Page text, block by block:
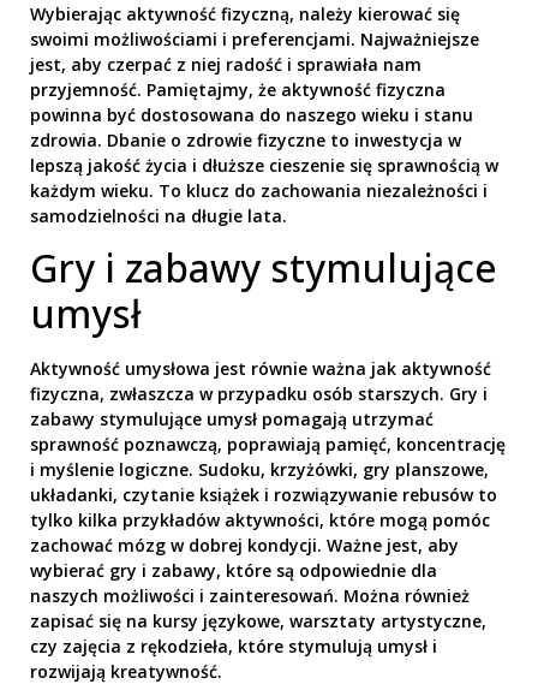
Wybierając aktywność fizyczną, należy kierować się
swoimi możliwościami i preferencjami. Najważniejsze
jest, aby czerpać z niej radość i sprawiała nam
przyjemność. Pamiętajmy, że aktywność fizyczna
powinna być dostosowana do naszego wieku i stanu
zdrowia. Dbanie o zdrowie fizyczne to inwestycja w
lepszą jakość życia i dłuższe cieszenie się sprawnością w
każdym wieku. To klucz do zachowania niezależności i
samodzielności na długie lata.
Gry i zabawy stymulujące
umysł
Aktywność umysłowa jest równie ważna jak aktywność
fizyczna, zwłaszcza w przypadku osób starszych. Gry i
zabawy stymulujące umysł pomagają utrzymać
sprawność poznawczą, poprawiają pamięć, koncentrację
i myślenie logiczne. Sudoku, krzyżówki, gry planszowe,
układanki, czytanie książek i rozwiązywanie rebusów to
tylko kilka przykładów aktywności, które mogą pomóc
zachować mózg w dobrej kondycji. Ważne jest, aby
wybierać gry i zabawy, które są odpowiednie dla
naszych możliwości i zainteresowań. Można również
zapisać się na kursy językowe, warsztaty artystyczne,
czy zajęcia z rękodzieła, które stymulują umysł i
rozwijają kreatywność.